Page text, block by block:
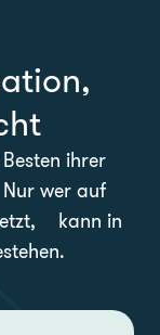
ihrer
Nur wer auf
kann in